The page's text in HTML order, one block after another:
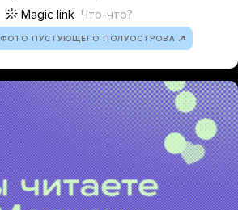
Magic link Что-что?
ФОТО ПУСТУЮЩЕГО ПОЛУОСТРОВА